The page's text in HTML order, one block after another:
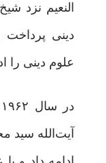
النعیم نزد
دینی
علوم دینی را
آیت‌الله سید